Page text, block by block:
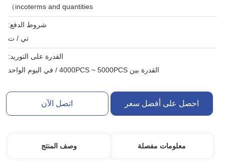
incoterms and quantities）
شروط الدفع:
تي / ت
القدرة على التوريد:
القدرة بين 4000PCS ~ 5000PCS / في اليوم الواحد
احصل على أفضل سعر اتصل الآن
معلومات مفصلة وصف المنتج